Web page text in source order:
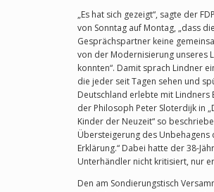
„Es hat sich gezeigt“, sagte der
von Sonntag auf Montag, „dass
Gesprächspartner keine
von der Modernisierung unseres
konnten“. Damit sprach Lindner
die jeder seit Tagen sehen und
Deutschland erlebte mit Lindners
der Philosoph Peter Sloterdijk in
Kinder der Neuzeit“ so
Übersteigerung des Unbehagens
Erklärung.“ Dabei hatte der 38-
Unterhändler nicht kritisiert, nur
Den am Sondierungstisch